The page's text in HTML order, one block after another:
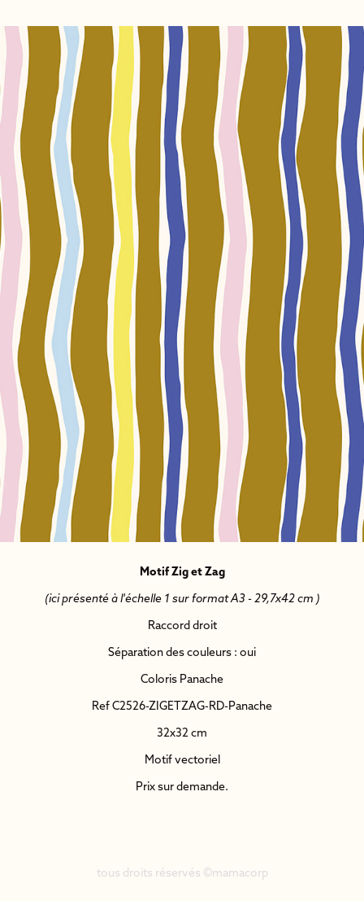
Motif Zig et Zag
(ici présenté à l'échelle 1 sur format A3 - 29,7x42 cm )
Raccord droit
Séparation des couleurs : oui
Coloris Panache
Ref C2526-ZIGETZAG-RD-Panache
32x32 cm
Motif vectoriel
Prix sur demande.
tous droits réservés ©mamacorp